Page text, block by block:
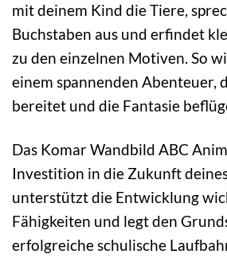
mit deinem Kind die Tiere,
Buchstaben aus und erfindet
zu den einzelnen Motiven. So
einem spannenden Abenteuer,
bereitet und die Fantasie
Das Komar Wandbild ABC
Investition in die Zukunft
unterstützt die Entwicklung
Fähigkeiten und legt den
erfolgreiche schulische